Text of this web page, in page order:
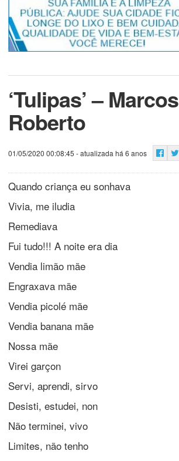
‘Tulipas’ – Marcos
Roberto
01/05/2020 00:08:45 - atualizada há 6 anos
Quando criança eu sonhava
Vivia, me iludia
Remediava
Fui tudo!!! A noite era dia
Vendia limão mãe
Engraxava mãe
Vendia picolé mãe
Vendia banana mãe
Nossa mãe
Virei garçon
Servi, aprendi, sirvo
Desisti, estudei, non
Não terminei, vivo
Limites, não tenho